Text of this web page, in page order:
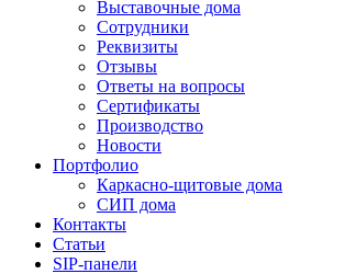
Выставочные дома
Сотрудники
Реквизиты
Отзывы
Ответы на вопросы
Сертификаты
Производство
Новости
Портфолио
Каркасно-щитовые дома
СИП дома
Контакты
Статьи
SIP-панели